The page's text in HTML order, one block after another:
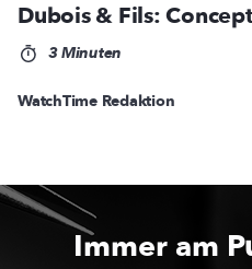
Dubois & Fils:
3 Minuten
WatchTime Redaktion
Immer am